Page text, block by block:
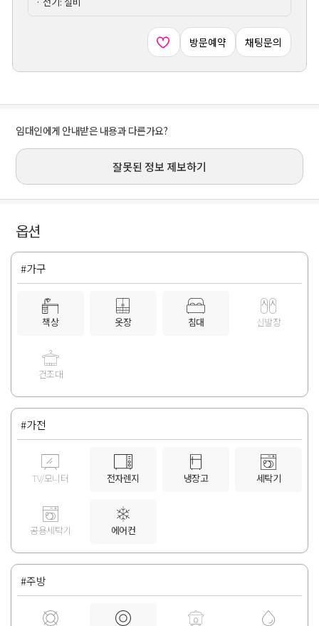
방문예약 채팅문의
임대인에게 안내받은 내용과 다른가요?
잘못된 정보 제보하기
옵션
#가구
책상 옷장 침대 신발장
건조대
#가전
TV/모니터 전자렌지 냉장고 세탁기
공용세탁기 에어컨
#주방